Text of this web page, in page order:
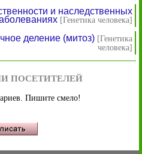
и наследственных
[Генетика человека]
деление (митоз) [Генетика
человека]
ПОСЕТИТЕЛЕЙ
Пишите смело!